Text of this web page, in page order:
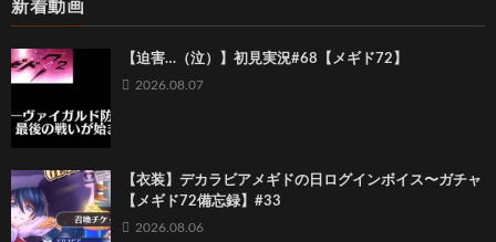
新着動画
【迫害…（泣）】初見実況#68【メギド72】
2026.08.07
【衣装】デカラビアメギドの日ログインボイス〜ガチャ
【メギド72備忘録】#33
2026.08.06